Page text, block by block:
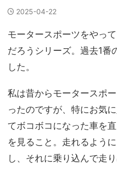
2025-04-22
モータースポーツをやっ
だろうシリーズ。過去1番
した。
私は昔からモータースポ
ったのですが、特にお気
てボコボコになった車を
を見ること。走れるよう
し、それに乗り込んで走